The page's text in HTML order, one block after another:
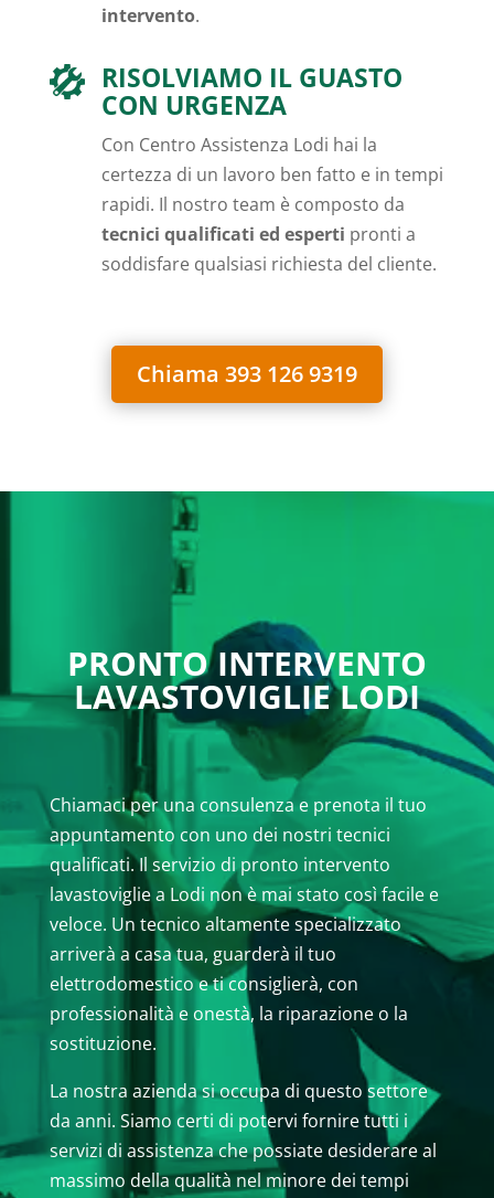
intervento.
RISOLVIAMO IL GUASTO
CON URGENZA
Con Centro Assistenza Lodi hai la
certezza di un lavoro ben fatto e in tempi
rapidi. Il nostro team è composto da
tecnici qualificati ed esperti pronti a
soddisfare qualsiasi richiesta del cliente.
Chiama 393 126 9319
PRONTO INTERVENTO
LAVASTOVIGLIE LODI
Chiamaci per una consulenza e prenota il tuo
appuntamento con uno dei nostri tecnici
qualificati. Il servizio di pronto intervento
lavastoviglie a Lodi non è mai stato così facile e
veloce. Un tecnico altamente specializzato
arriverà a casa tua, guarderà il tuo
elettrodomestico e ti consiglierà, con
professionalità e onestà, la riparazione o la
sostituzione.
La nostra azienda si occupa di questo settore
da anni. Siamo certi di potervi fornire tutti i
servizi di assistenza che possiate desiderare al
massimo della qualità nel minore dei tempi